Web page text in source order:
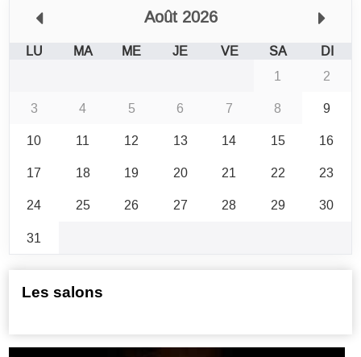
Août 2026
LU MA ME JE VE SA
DI
1
2
3
4 5 6 7 8
9
10
11 12 13 14 15
16
17
18 19 20 21 22
23
24
25 26 27 28 29
30
31
Les salons